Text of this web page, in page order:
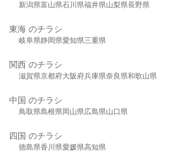
新潟県富山県石川県福井県山梨県長野県
東海 のチラシ
岐阜県静岡県愛知県三重県
関西 のチラシ
滋賀県京都府大阪府兵庫県奈良県和歌山県
中国 のチラシ
鳥取県島根県岡山県広島県山口県
四国 のチラシ
徳島県香川県愛媛県高知県